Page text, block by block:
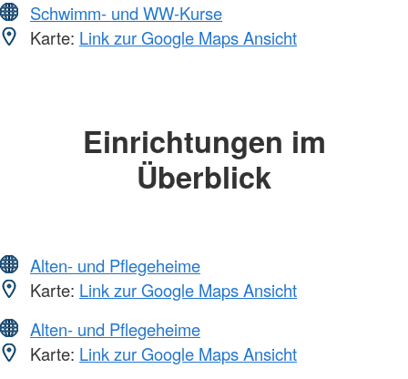
Schwimm- und WW-Kurse
Karte: Link zur Google Maps Ansicht
Einrichtungen im
Überblick
Alten- und Pflegeheime
Karte: Link zur Google Maps Ansicht
Alten- und Pflegeheime
Karte: Link zur Google Maps Ansicht